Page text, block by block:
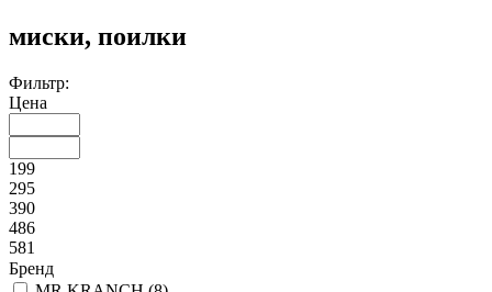
миски, поилки
Фильтр:
Цена
199
295
390
486
581
Бренд